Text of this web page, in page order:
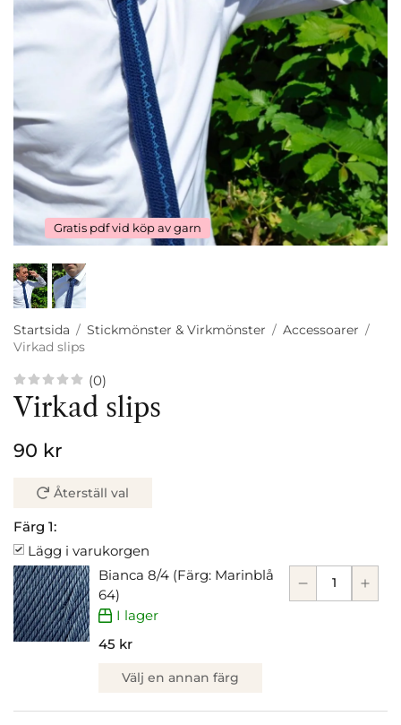
Gratis pdf vid köp av garn
Startsida / Stickmönster & Virkmönster / Accessoarer /
Virkad slips
(0)
Virkad slips
90 kr
Återställ val
Färg 1:
Lägg i varukorgen
Bianca 8/4 (Färg: Marinblå
64)
I lager
45 kr
Välj en annan färg